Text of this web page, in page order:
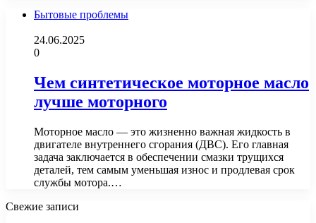
Бытовые проблемы
24.06.2025
0
Чем синтетическое моторное масло
лучше моторного
Моторное масло — это жизненно важная жидкость в
двигателе внутреннего сгорания (ДВС). Его главная
задача заключается в обеспечении смазки трущихся
деталей, тем самым уменьшая износ и продлевая срок
службы мотора.…
Свежие записи